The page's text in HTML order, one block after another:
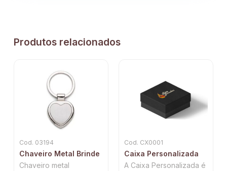
Produtos relacionados
Cod. 03194
Chaveiro Metal Brinde
Chaveiro metal
Cod. CX0001
Caixa Personalizada
A Caixa Personalizada é